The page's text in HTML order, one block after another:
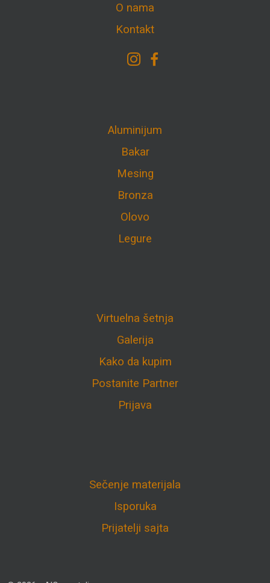
O nama
Kontakt
Aluminijum
Bakar
Mesing
Bronza
Olovo
Legure
Virtuelna šetnja
Galerija
Kako da kupim
Postanite Partner
Prijava
Sečenje materijala
Isporuka
Prijatelji sajta